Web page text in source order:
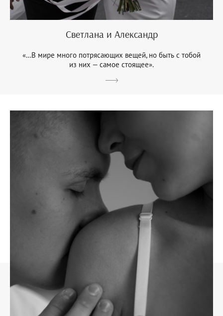
Светлана и Александр
«…В мире много потрясающих вещей, но быть с тобой
из них — самое стоящее».